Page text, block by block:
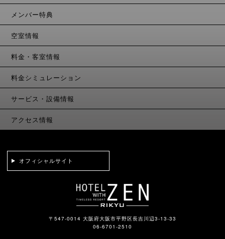
メンバー特典
空室情報
料金・客室情報
料金シミュレーション
サービス・設備情報
アクセス情報
オフィシャルサイト
〒547-0014 大阪府大阪市平野区長吉川辺3-13-33
06-6701-2510